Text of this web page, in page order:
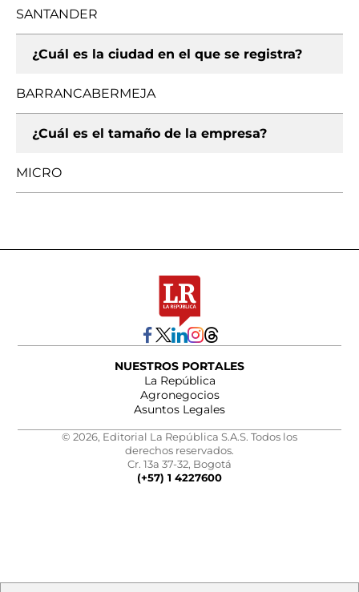
SANTANDER
¿Cuál es la ciudad en el que se registra?
BARRANCABERMEJA
¿Cuál es el tamaño de la empresa?
MICRO
NUESTROS PORTALES
La República
Agronegocios
Asuntos Legales
© 2026, Editorial La República S.A.S. Todos los
derechos reservados.
Cr. 13a 37-32, Bogotá
(+57) 1 4227600